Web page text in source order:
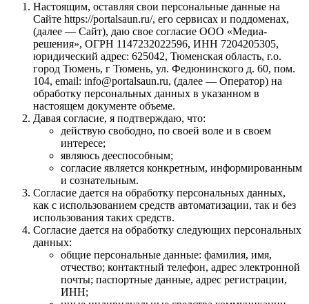
Настоящим, оставляя свои персональные данные на
Сайте https://portalsaun.ru/, его сервисах и поддоменах,
(далее — Сайт), даю свое согласие ООО «Медиа-
решения», ОГРН 1147232022596, ИНН 7204205305,
юридический адрес: 625042, Тюменская область, г.о.
город Тюмень, г Тюмень, ул. Федюнинского д. 60, пом.
104, email: info@portalsaun.ru, (далее — Оператор) на
обработку персональных данных в указанном в
настоящем документе объеме.
Давая согласие, я подтверждаю, что:
действую свободно, по своей воле и в своем
интересе;
являюсь дееспособным;
согласие является конкретным, информированным
и сознательным.
Согласие дается на обработку персональных данных,
как с использованием средств автоматизации, так и без
использования таких средств.
Согласие дается на обработку следующих персональных
данных:
общие персональные данные: фамилия, имя,
отчество; контактный телефон, адрес электронной
почты; паспортные данные, адрес регистрации,
ИНН;